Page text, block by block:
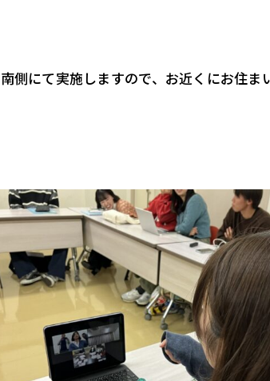
側にて実施しますので、お近くにお住ま